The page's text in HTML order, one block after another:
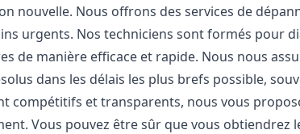
nouvelle. Nous offrons des services de
urgents. Nos techniciens sont formés pour
de manière efficace et rapide. Nous nous
dans les délais les plus brefs possible,
compétitifs et transparents, nous vous
Vous pouvez être sûr que vous obtiendrez